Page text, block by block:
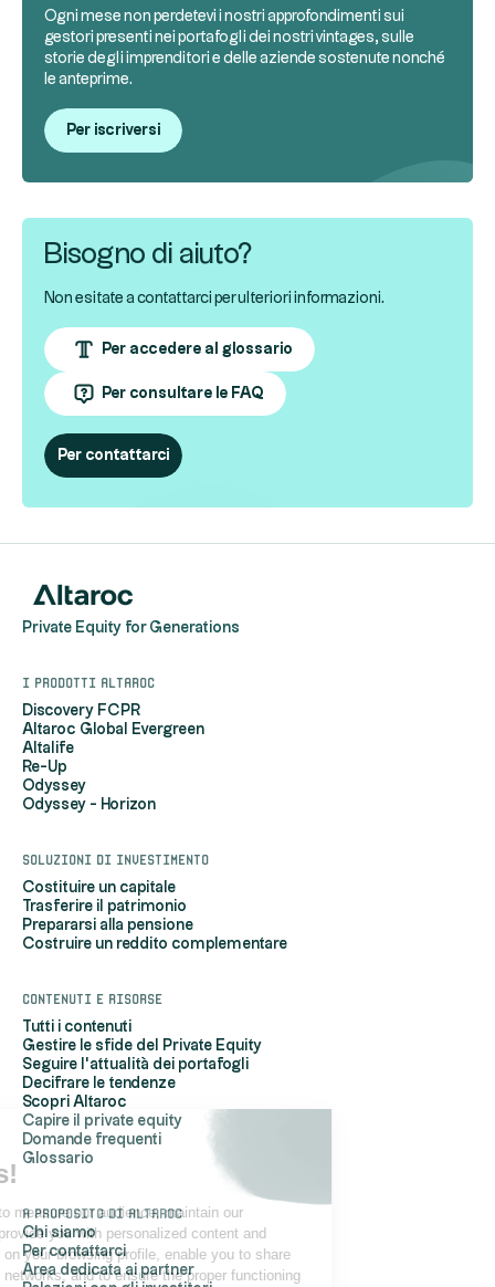
Hi, it's us...
the Cookies!
Altaroc uses cookies to measure our audience, maintain our
relationship with you, provide you with personalized content and
advertisements based on your browsing profile, enable you to share
content on your social networks, and to ensure the proper functioning
Ogni mese non perdetevi i nostri approfondimenti sui
gestori presenti nei portafogli dei nostri vintages, sulle
storie degli imprenditori e delle aziende sostenute nonché
le anteprime.
Per iscriversi
Bisogno di aiuto?
Non esitate a contattarci per ulteriori informazioni.
Per accedere al glossario
Per consultare le FAQ
Per contattarci
Private Equity for Generations
I prodotti Altaroc
Discovery FCPR
Altaroc Global Evergreen
Altalife
Re-Up
Odyssey
Odyssey - Horizon
Soluzioni di investimento
Costituire un capitale
Trasferire il patrimonio
Prepararsi alla pensione
Costruire un reddito complementare
Contenuti e risorse
Tutti i contenuti
Gestire le sfide del Private Equity
Seguire l'attualità dei portafogli
Decifrare le tendenze
Scopri Altaroc
Capire il private equity
Domande frequenti
Glossario
A proposito di Altaroc
Chi siamo
Per contattarci
Area dedicata ai partner